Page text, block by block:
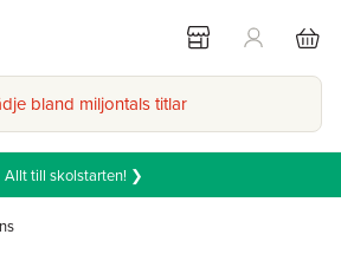
bland miljontals titlar
Allt till skolstarten! ❯